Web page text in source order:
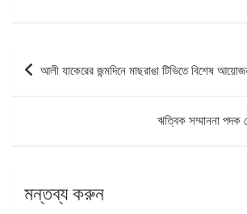
পোস্ট
আলী যাকেরের জন্মদিনে মাছরাঙা টিভিতে বিশেষ
ঋত্বিক সম্মাননা পদক
মন্তব্য করুন